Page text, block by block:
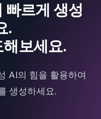
빠르게 생성
.
보세요.
AI의 힘을 활용하여
생성하세요.